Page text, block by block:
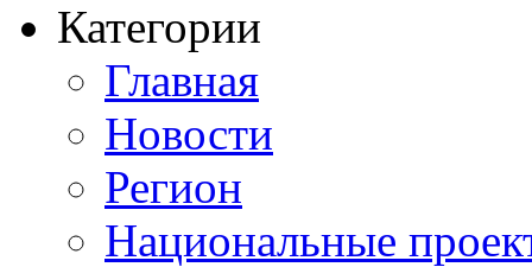
Категории
Главная
Новости
Регион
Национальные